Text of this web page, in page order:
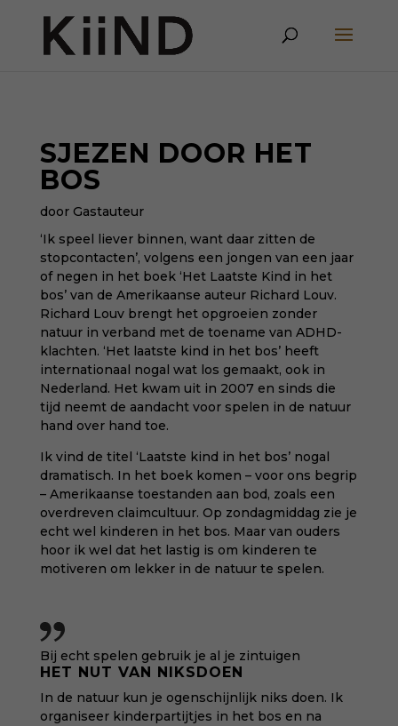
SJEZEN DOOR HET
BOS
door Gastauteur
‘Ik speel liever binnen, want daar zitten de
stopcontacten’, volgens een jongen van een jaar
of negen in het boek ‘Het Laatste Kind in het
bos’ van de Amerikaanse auteur Richard Louv.
Richard Louv brengt het opgroeien zonder
natuur in verband met de toename van ADHD-
klachten. ‘Het laatste kind in het bos’ heeft
internationaal nogal wat los gemaakt, ook in
Nederland. Het kwam uit in 2007 en sinds die
tijd neemt de aandacht voor spelen in de natuur
hand over hand toe.
Ik vind de titel ‘Laatste kind in het bos’ nogal
dramatisch. In het boek komen – voor ons begrip
– Amerikaanse toestanden aan bod, zoals een
overdreven claimcultuur. Op zondagmiddag zie je
echt wel kinderen in het bos. Maar van ouders
hoor ik wel dat het lastig is om kinderen te
motiveren om lekker in de natuur te spelen.
Bij echt spelen gebruik je al je zintuigen
HET NUT VAN NIKSDOEN
In de natuur kun je ogenschijnlijk niks doen. Ik
organiseer kinderpartijtjes in het bos en na